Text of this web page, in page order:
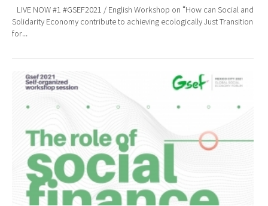
LIVE NOW #1 #GSEF2021 / English Workshop on “How can Social and
Solidarity Economy contribute to achieving ecologically Just Transition
for...